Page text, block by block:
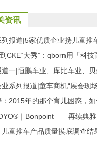
资讯
报道|5家优质企业携儿童推
这篇
CKE“大秀”：qborn用「科
一|恒鹏车业、库比车业、
，携多元童车方案闪耀
系列报道|童车商机“展会现
2015年的那个育儿困惑，
｜Bonpoint——再续典雅
童推车产品质量摸底调查结